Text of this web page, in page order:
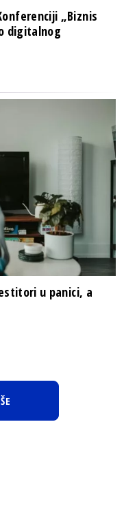
„Biznis
digitalnog
u panici, a